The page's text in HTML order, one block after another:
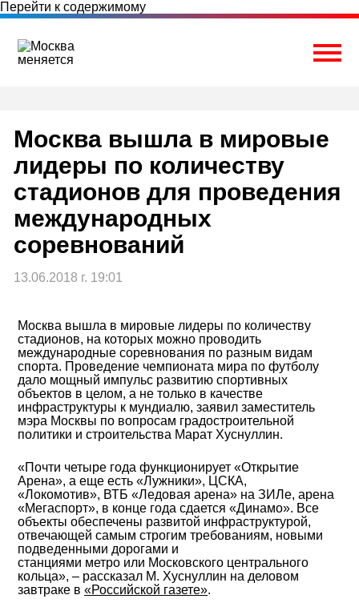
Перейти к содержимому
Москва вышла в мировые
лидеры по количеству
стадионов для проведения
международных
соревнований
13.06.2018 г. 19:01
Москва вышла в мировые лидеры по количеству
стадионов, на которых можно проводить
международные соревнования по разным видам
спорта. Проведение чемпионата мира по футболу
дало мощный импульс развитию спортивных
объектов в целом, а не только в качестве
инфраструктуры к мундиалю, заявил заместитель
мэра Москвы по вопросам градостроительной
политики и строительства Марат Хуснуллин.
«Почти четыре года функционирует «Открытие
Арена», а еще есть «Лужники», ЦСКА,
«Локомотив», ВТБ «Ледовая арена» на ЗИЛе, арена
«Мегаспорт», в конце года сдается «Динамо». Все
объекты обеспечены развитой инфраструктурой,
отвечающей самым строгим требованиям, новыми
подведенными дорогами и
станциями метро или Московского центрального
кольца», – рассказал М. Хуснуллин на деловом
завтраке в «Российской газете».